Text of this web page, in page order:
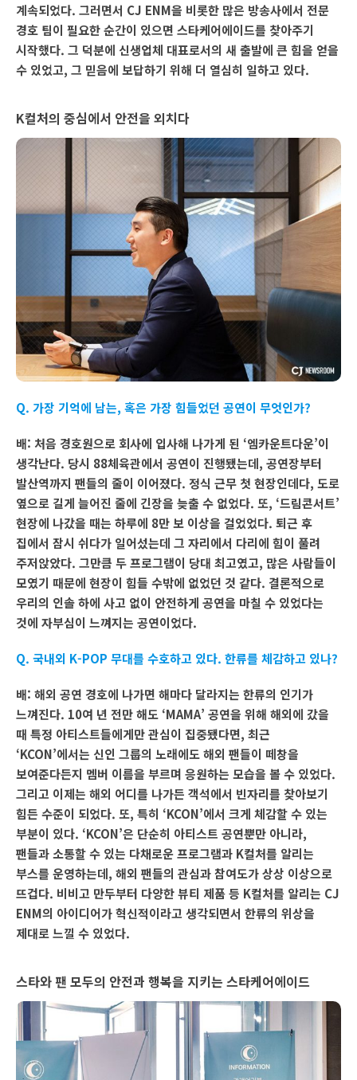
계속되었다. 그러면서 CJ ENM을 비롯한 많은 방송사에서 전문
경호 팀이 필요한 순간이 있으면 스타케어에이드를 찾아주기
시작했다. 그 덕분에 신생업체 대표로서의 새 출발에 큰 힘을 얻을
수 있었고, 그 믿음에 보답하기 위해 더 열심히 일하고 있다.
K컬처의 중심에서 안전을 외치다
Q. 가장 기억에 남는, 혹은 가장 힘들었던 공연이 무엇인가?
배: 처음 경호원으로 회사에 입사해 나가게 된 ‘엠카운트다운’이
생각난다. 당시 88체육관에서 공연이 진행됐는데, 공연장부터
발산역까지 팬들의 줄이 이어졌다. 정식 근무 첫 현장인데다, 도로
옆으로 길게 늘어진 줄에 긴장을 늦출 수 없었다. 또, ‘드림콘서트’
현장에 나갔을 때는 하루에 8만 보 이상을 걸었었다. 퇴근 후
집에서 잠시 쉬다가 일어섰는데 그 자리에서 다리에 힘이 풀려
주저앉았다. 그만큼 두 프로그램이 당대 최고였고, 많은 사람들이
모였기 때문에 현장이 힘들 수밖에 없었던 것 같다. 결론적으로
우리의 인솔 하에 사고 없이 안전하게 공연을 마칠 수 있었다는
것에 자부심이 느껴지는 공연이었다.
Q. 국내외 K-POP 무대를 수호하고 있다. 한류를 체감하고 있나?
배: 해외 공연 경호에 나가면 해마다 달라지는 한류의 인기가
느껴진다. 10여 년 전만 해도 ‘MAMA’ 공연을 위해 해외에 갔을
때 특정 아티스트들에게만 관심이 집중됐다면, 최근
‘KCON’에서는 신인 그룹의 노래에도 해외 팬들이 떼창을
보여준다든지 멤버 이름을 부르며 응원하는 모습을 볼 수 있었다.
그리고 이제는 해외 어디를 나가든 객석에서 빈자리를 찾아보기
힘든 수준이 되었다. 또, 특히 ‘KCON’에서 크게 체감할 수 있는
부분이 있다. ‘KCON’은 단순히 아티스트 공연뿐만 아니라,
팬들과 소통할 수 있는 다채로운 프로그램과 K컬처를 알리는
부스를 운영하는데, 해외 팬들의 관심과 참여도가 상상 이상으로
뜨겁다. 비비고 만두부터 다양한 뷰티 제품 등 K컬처를 알리는 CJ
ENM의 아이디어가 혁신적이라고 생각되면서 한류의 위상을
제대로 느낄 수 있었다.
스타와 팬 모두의 안전과 행복을 지키는 스타케어에이드